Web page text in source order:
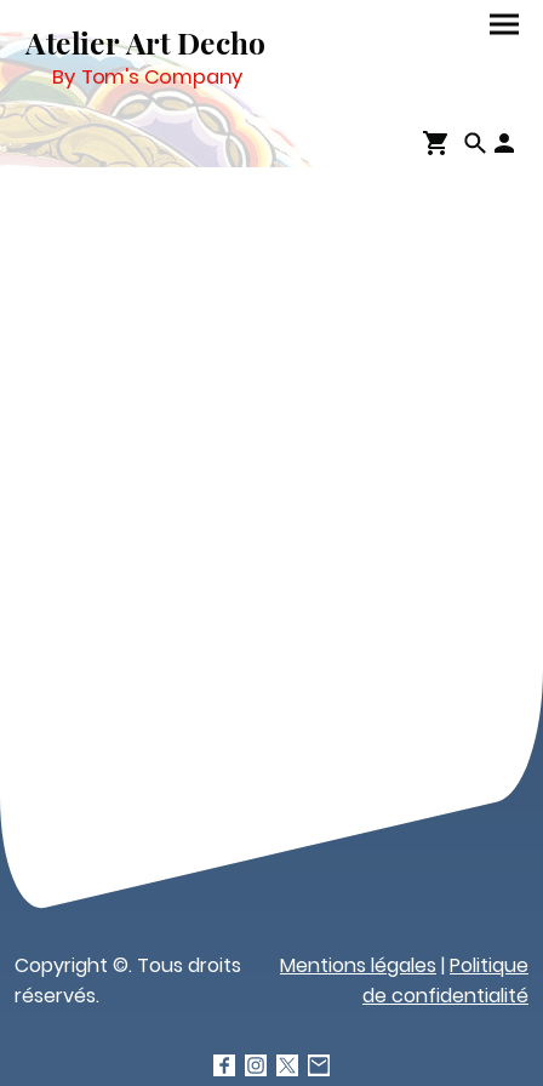
Atelier Art Decho
By Tom's Company
Copyright ©. Tous droits
réservés.
Mentions légales |Politique
de confidentialité